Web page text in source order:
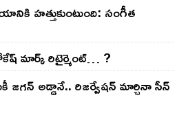
హత్తుకుంటుంది: సంగీత
మార్క్ రిటైర్మెంట్‌… ?
జ‌గ‌న్ అడ్డానే.. రిజ‌ర్వేష‌న్ మార్చినా సీన్